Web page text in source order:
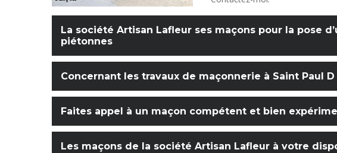
La société Artisan Lafleur ses maçons pour la pose
piétonnes
Concernant les travaux de maçonnerie à Saint Paul D
Faites appel à un maçon compétent et bien
Les maçons de la société Artisan Lafleur à votre